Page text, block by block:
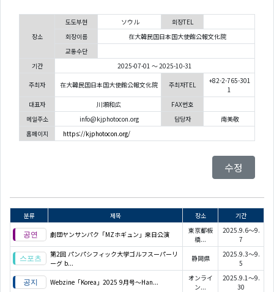
장소
도도부현 ソウル
회장TEL
회장이름
在大韓民国日本国大使館公報文化院
교통수단
기간
2025-07-01 ～ 2025-10-31
주최자 在大韓民国日本国大使館公報文化院 주최자TEL
+82-2-765-301
1
대표자
川瀬和広
FAX번호
메일주소
info@kjphotocon.org 담당자
南美敬
홈페이지
https://kjphotocon.org/
수정
분류 제목 장소 기간
劇団ヤンサンパク「MZホギュン」来日公演
東京都板
橋...
2025.9.6～9.
7
第2回 パンパシフィック大学ゴルフスーパーリ
ーグ b...
静岡県
2025.9.3～9.
5
Webzine「Korea」2025 9月号～Han...
オンライ
ン...
2025.9.1～9.
30